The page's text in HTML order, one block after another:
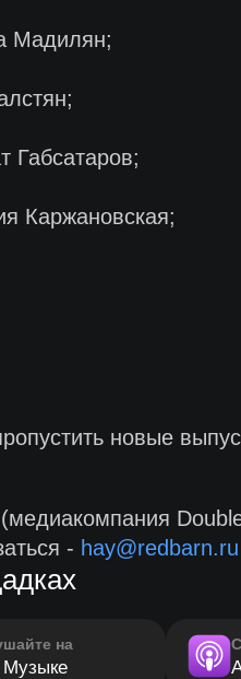
Мадилян;
Габсатаров;
Каржановская;
новые
- hay@redbarn.ru
на
Музыке